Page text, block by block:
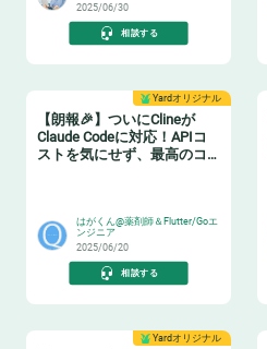
2025/06/30
相談する
Yardオリジナル
【朗報🎉】ついにClineが
Claude Codeに対応！APIコ
ストを気にせず、最高のコ
はがくん@薬剤師＆Flutter/Goエ
ンジニア
2025/06/20
相談する
Yardオリジナル